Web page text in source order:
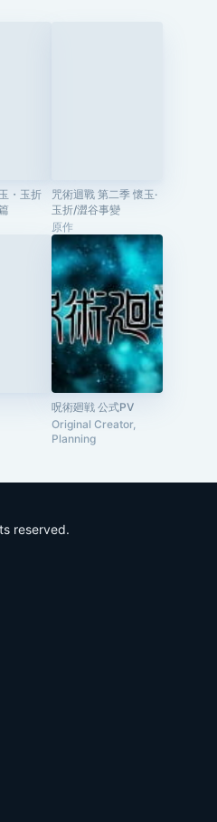
・玉折
咒術迴戰 第二季 懷玉·
玉折/澀谷事變
原作
呪術廻戦 公式PV
Original Creator,
Planning
reserved.